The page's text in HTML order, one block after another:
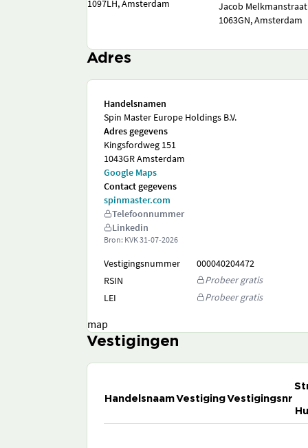
1097LH, Amsterdam
Jacob
1063GN, Amsterdam
Adres
Handelsnamen
Spin Master Europe Holdings B.V.
Adres gegevens
Kingsfordweg 151
1043GR Amsterdam
Google Maps
Contact gegevens
spinmaster.com
Telefoonnummer
Linkedin
Bron: KVK31-07-2026
Vestigingsnummer
000040204472
RSIN
Probeer gratis
LEI
Probeer gratis
map
Vestigingen
HandelsnaamVestigingVestigingsnr